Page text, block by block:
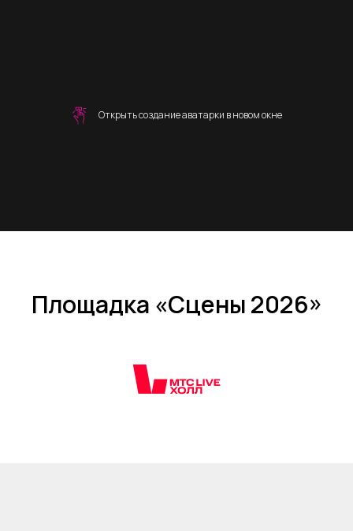
Открыть создание аватарки в новом окне
Площадка «Сцены 2026»